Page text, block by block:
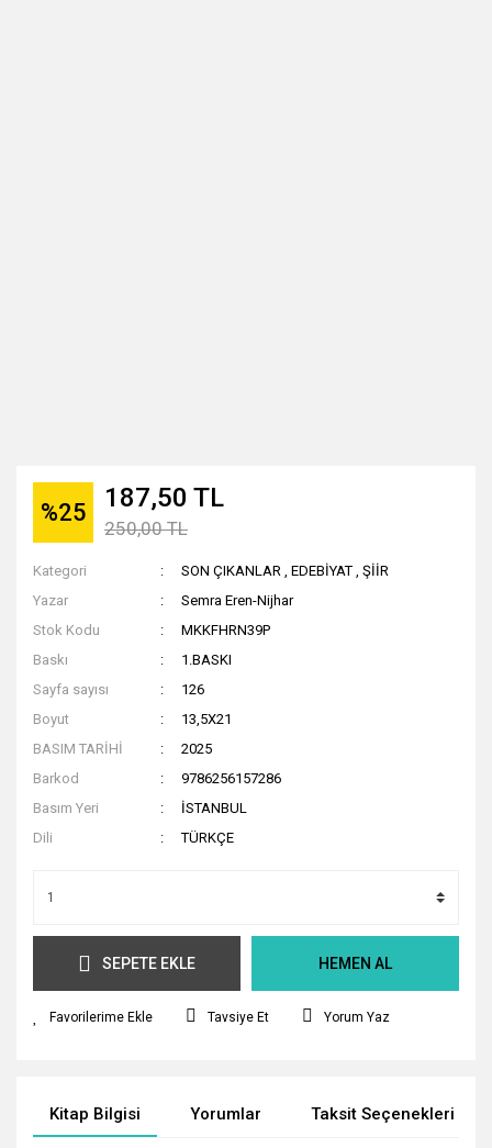
%25 187,50 TL
250,00 TL
Kategori SON ÇIKANLAR ,EDEBİYAT ,ŞİİR
Yazar
Semra Eren-Nijhar
Stok Kodu
MKKFHRN39P
Baskı
1.BASKI
Sayfa sayısı
126
Boyut
13,5X21
BASIM TARİHİ
2025
Barkod
9786256157286
Basım Yeri
İSTANBUL
Dili
TÜRKÇE
SEPETE EKLE HEMEN AL
Tavsiye Et Yorum Yaz
Kitap Bilgisi Yorumlar Taksit Seçenekleri